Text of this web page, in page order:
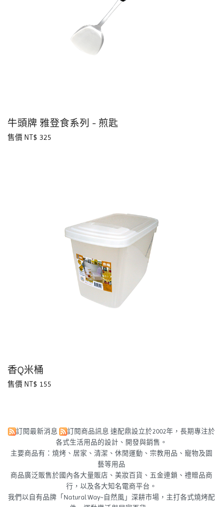
牛頭牌 雅登食系列 - 煎匙
售價 NT$ 325
香Q米桶
售價 NT$ 155
訂閱最新消息 訂閱商品訊息 速配鼎設立於2002年，長期專注於
各式生活用品的設計、開發與銷售。
主要商品有：燒烤、居家、清潔、休閒運動、宗教用品、寵物及園
藝等用品
商品廣泛販售於國內各大量販店、美妝百貨、五金連鎖、禮贈品商
行，以及各大知名電商平台。
我們以自有品牌「Natural Way~自然風」深耕市場，主打各式燒烤配